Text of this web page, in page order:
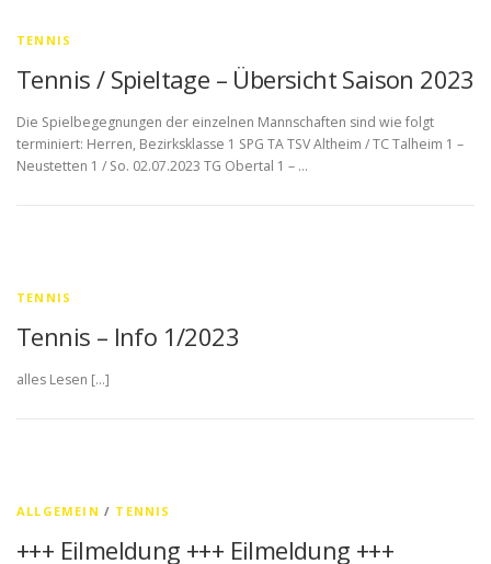
TENNIS
Tennis / Spieltage – Übersicht Saison 2023
Die Spielbegegnungen der einzelnen Mannschaften sind wie folgt
terminiert: Herren, Bezirksklasse 1 SPG TA TSV Altheim / TC Talheim 1 –
Neustetten 1 / So. 02.07.2023 TG Obertal 1 – …
TENNIS
Tennis – Info 1/2023
alles Lesen […]
ALLGEMEIN / TENNIS
+++ Eilmeldung +++ Eilmeldung +++